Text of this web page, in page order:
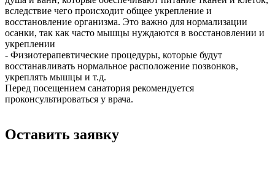
вследствие чего происходит общее укрепление и
восстановление организма. Это важно для нормализации
осанки, так как часто мышцы нуждаются в восстановлении и
укреплении
- Физиотерапевтические процедуры, которые будут
восстанавливать нормальное расположение позвонков,
укреплять мышцы и т.д.
Перед посещением санатория рекомендуется
проконсультироваться у врача.
Оставить заявку